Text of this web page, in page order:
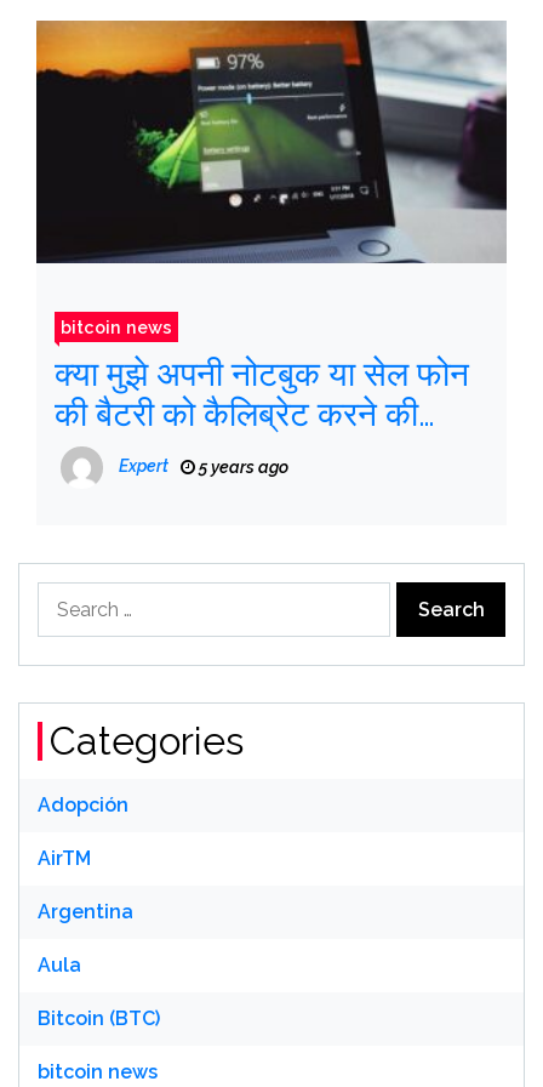
bitcoin news
क्या मुझे अपनी नोटबुक या सेल फोन
की बैटरी को कैलिब्रेट करने की
आवश्यकता है?
Expert 5 years ago
for:
Categories
Adopción
AirTM
Argentina
Aula
Bitcoin (BTC)
bitcoin news